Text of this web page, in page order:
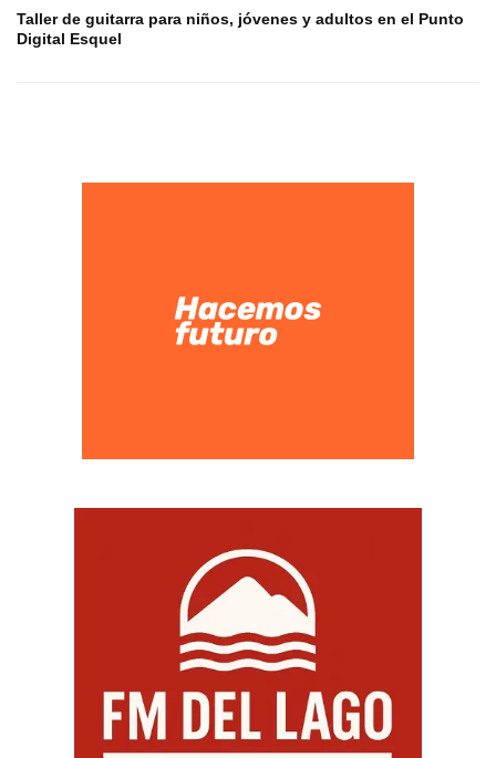
Taller de guitarra para niños, jóvenes y adultos en el Punto
Digital Esquel